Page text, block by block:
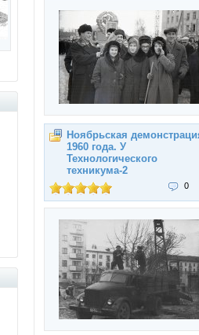
Ноябрьская
1960 года. У
Технологического
техникума-2
0